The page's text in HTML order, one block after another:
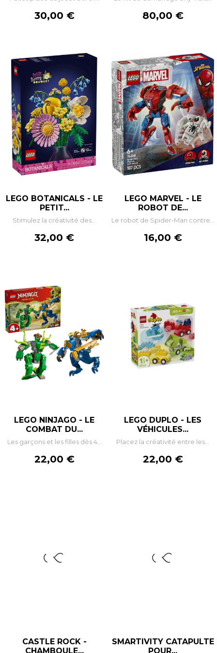
Prix
30,00 € Prix
80,00 €
LEGO BOTANICALS - LE
PETIT...
Stimulez la créativité des...
Prix
32,00 €
LEGO MARVEL - LE
ROBOT DE...
Le robot de Spider-Man contre...
Prix
16,00 €
LEGO NINJAGO - LE
COMBAT DU...
Les garçons et les filles dès 4...
Prix
22,00 €
LEGO DUPLO - LES
VÉHICULES...
Placez la créativité entre les...
Prix
22,00 €
CASTLE ROCK -
CHAMBOULE...
SMARTIVITY CATAPULTE
POUR...